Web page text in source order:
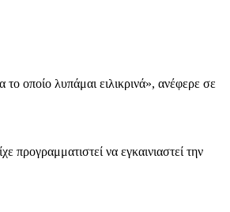
οποίο λυπάμαι ειλικρινά», ανέφερε σε
να εγκαινιαστεί την